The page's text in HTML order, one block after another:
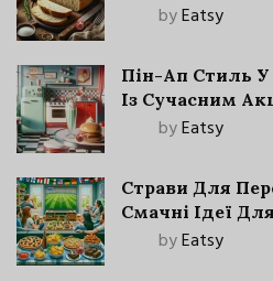
byEatsy
Пін-Ап Стиль У
Із Сучасним
byEatsy
Страви Для
Смачні Ідеї
byEatsy